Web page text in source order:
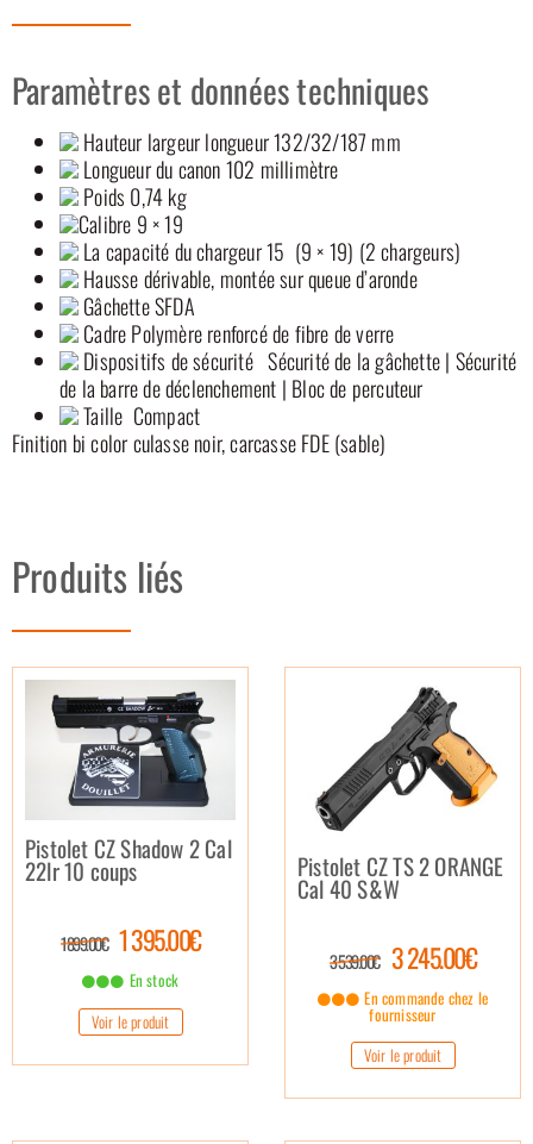
Paramètres et données techniques
Hauteur largeur longueur 132/32/187 mm
Longueur du canon 102 millimètre
Poids 0,74 kg
Calibre 9 × 19
La capacité du chargeur 15 (9 × 19) (2 chargeurs)
Hausse dérivable, montée sur queue d’aronde
Gâchette SFDA
Cadre Polymère renforcé de fibre de verre
Dispositifs de sécurité Sécurité de la gâchette | Sécurité
de la barre de déclenchement | Bloc de percuteur
Taille Compact
Finition bi color culasse noir, carcasse FDE (sable)
Produits liés
Pistolet CZ Shadow 2 Cal
22lr 10 coups
1 899.00€ 1 395.00€
En stock
Voir le produit
Pistolet CZ TS 2 ORANGE
Cal 40 S&W
3 539.00€ 3 245.00€
En commande chez le
fournisseur
Voir le produit